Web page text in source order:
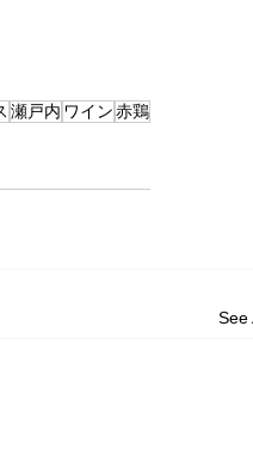
瀬戸内 ワイン赤鶏
See